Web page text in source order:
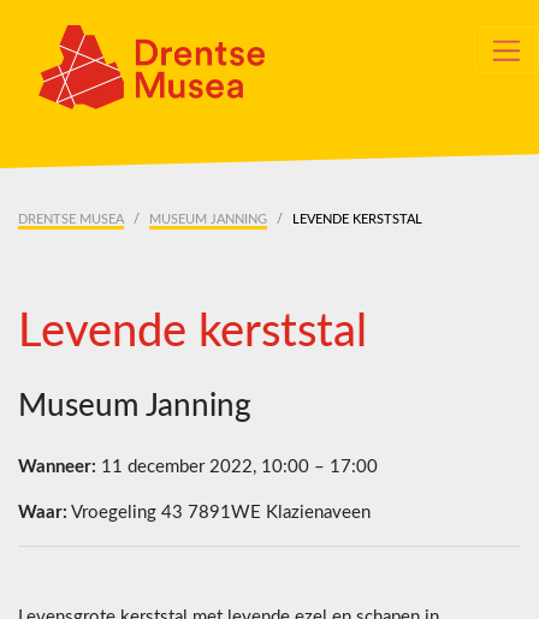
DRENTSE MUSEA MUSEUM JANNING LEVENDE KERSTSTAL
Levende kerststal
Museum Janning
Wanneer: 11 december 2022, 10:00 – 17:00
Waar: Vroegeling 43 7891WE Klazienaveen